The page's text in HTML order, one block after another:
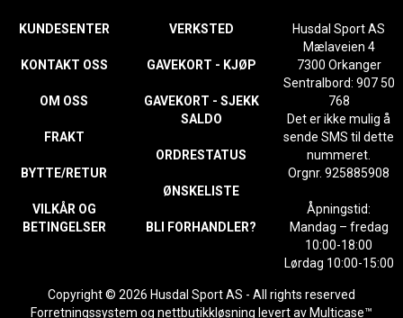
KUNDESENTER
KONTAKT OSS
OM OSS
FRAKT
BYTTE/RETUR
VILKÅR OG
BETINGELSER
VERKSTED
GAVEKORT - KJØP
GAVEKORT - SJEKK
SALDO
ORDRESTATUS
ØNSKELISTE
BLI FORHANDLER?
Husdal Sport AS
Mælaveien 4
7300 Orkanger
Sentralbord: 907 50
768
Det er ikke mulig å
sende SMS til dette
nummeret.
Orgnr. 925885908
Åpningstid:
Mandag – fredag
10:00-18:00
Lørdag 10:00-15:00
Copyright © 2026 Husdal Sport AS - All rights reserved
Forretningssystem og nettbutikkløsning levert avMulticase™